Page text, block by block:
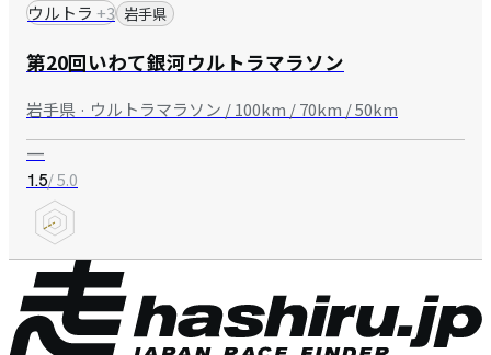
ウルトラ +3 岩手県
第20回いわて銀河ウルトラマラソン
岩手県 · ウルトラマラソン / 100km / 70km / 50km
—
1.5/ 5.0